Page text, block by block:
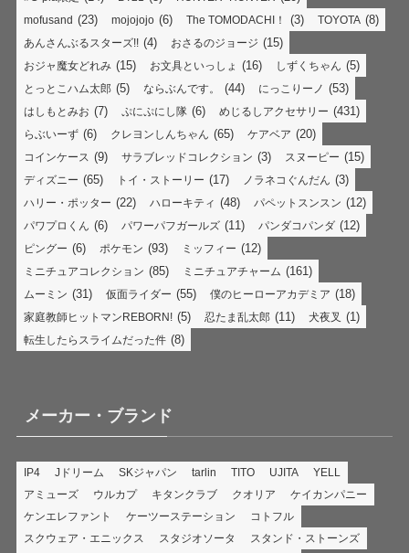
mofusand (23) mojojojo (6) The TOMODACHI！ (3) TOYOTA (8)
あんさんぶるスターズ!! (4) おさるのジョージ (15)
おジャ魔女どれみ (15) お文具といっしょ (16) しずくちゃん (5)
とっとこハム太郎 (5) ならぶんです。 (44) にっこりーノ (53)
はしもとみお (7) ぷにぷにし隊 (6) めじるしアクセサリー (431)
らぶいーず (6) クレヨンしんちゃん (65) ケアベア (20)
コインケース (9) サラブレッドコレクション (3) スヌーピー (15)
ディズニー (65) トイ・ストーリー (17) ノラネコぐんだん (3)
ハリー・ポッター (22) ハローキティ (48) パペットスンスン (12)
パワプロくん (6) パワーパフガールズ (11) パンダコパンダ (12)
ピングー (6) ポケモン (93) ミッフィー (12)
ミニチュアコレクション (85) ミニチュアチャーム (161)
ムーミン (31) 仮面ライダー (55) 僕のヒーローアカデミア (18)
家庭教師ヒットマンREBORN! (5) 忍たま乱太郎 (11) 犬夜叉 (1)
転生したらスライムだった件 (8)
メーカー・ブランド
IP4 Jドリーム SKジャパン tarlin TITO UJITA
YELL
アミューズ
ウルカプ キタンクラブ クオリア
ケイカンパニー
ケンエレファント
ケーツーステーション
コトフル
スクウェア・エニックス
スタジオソータ
スタンド・ストーンズ